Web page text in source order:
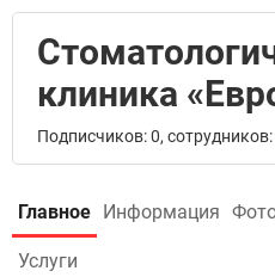
клиника
Подписчиков: 0, сотрудников:
Главное Информация
Услуги